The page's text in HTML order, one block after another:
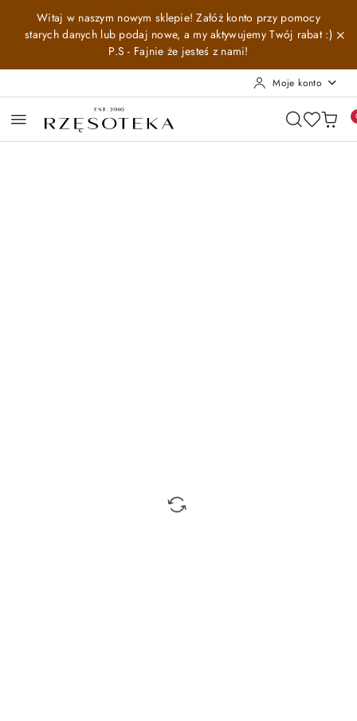
Przejdź do treści głównej
Przejdź do wyszukiwarki
Przejdź do moje konto
Przejdź do menu głównego
Przejdź do opisu produktu
Przejdź do stopki
Witaj w naszym nowym sklepie! Załóż konto przy pomocy
starych danych lub podaj nowe, a my aktywujemy Twój rabat :)
P.S - Fajnie że jesteś z nami!
Moje konto